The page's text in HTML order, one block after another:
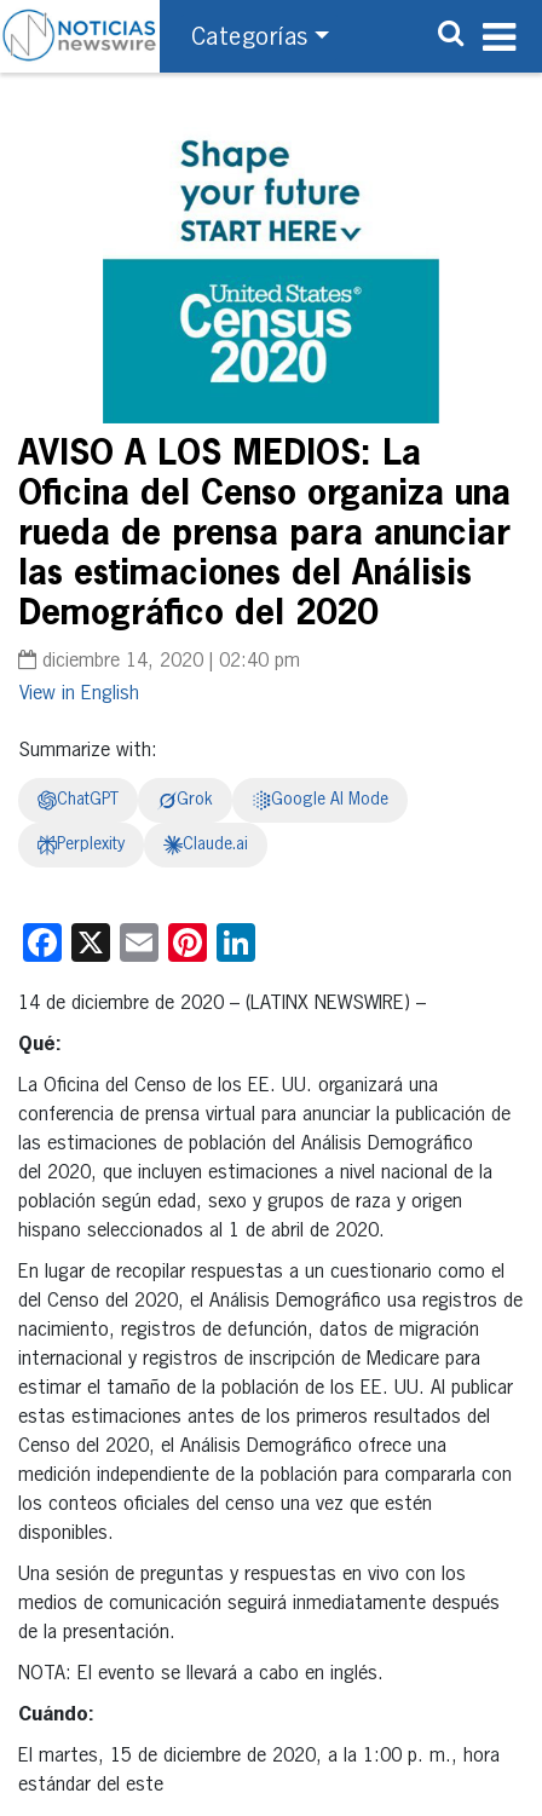
Categorías
AVISO A LOS MEDIOS: La
Oficina del Censo organiza una
rueda de prensa para anunciar
las estimaciones del Análisis
Demográfico del 2020
diciembre 14, 2020 | 02:40 pm
English
Summarize with:
ChatGPT Grok Google AI Mode
Perplexity Claude.ai
Facebook
X EmailPinterest
14 de diciembre de 2020 – (LATINX NEWSWIRE) –
Qué:
La Oficina del Censo de los EE. UU. organizará una
conferencia de prensa virtual para anunciar la publicación de
las estimaciones de población del Análisis Demográfico
del 2020, que incluyen estimaciones a nivel nacional de la
población según edad, sexo y grupos de raza y origen
hispano seleccionados al 1 de abril de 2020.
En lugar de recopilar respuestas a un cuestionario como el
del Censo del 2020, el Análisis Demográfico usa registros de
nacimiento, registros de defunción, datos de migración
internacional y registros de inscripción de Medicare para
estimar el tamaño de la población de los EE. UU. Al publicar
estas estimaciones antes de los primeros resultados del
Censo del 2020, el Análisis Demográfico ofrece una
medición independiente de la población para compararla con
los conteos oficiales del censo una vez que estén
disponibles.
Una sesión de preguntas y respuestas en vivo con los
medios de comunicación seguirá inmediatamente después
de la presentación.
NOTA: El evento se llevará a cabo en inglés.
Cuándo:
El martes, 15 de diciembre de 2020, a la 1:00 p. m., hora
estándar del este